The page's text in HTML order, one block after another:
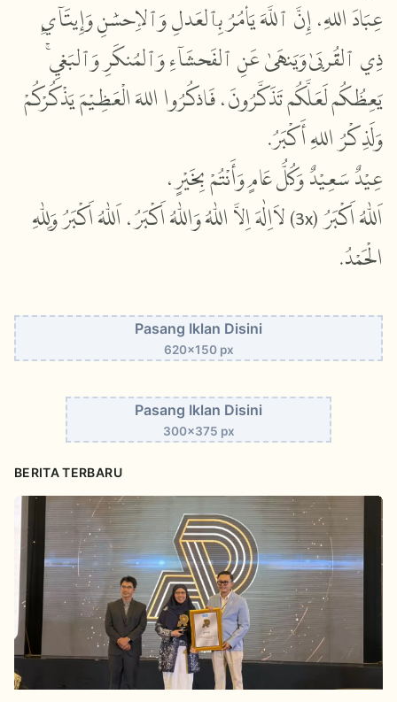
عِبَادَ اللهِ، إِنَّ ٱللَّهَ يَأۡمُرُ بِٱلۡعَدۡلِ وَٱلۡإِحۡسَٰنِ وَإِيتَآيِٕ
ذِي ٱلۡقُرۡبَىٰ وَيَنۡهَىٰ عَنِ ٱلۡفَحۡشَآءِ وَٱلۡمُنكَرِ وَٱلۡبَغۡيِۚ
يَعِظُكُمۡ لَعَلَّكُمۡ تَذَكَّرُونَ، فَاذكُرُوا اللهَ الْعَظِيْمَ يَذْكُرْكُمْ
وَلَذِكْرُ اللهِ أَكْبَرُ.
عِيْدٌ سَعِيْدٌ وَكُلُّ عَامٍ وَأَنْتُمْ بِخَيْرٍ،
اَللّٰهُ اَكْبَرُ (3x
)لاَاِلٰهَ اِلاَّ اللّٰهُ وَاللّٰهُ اَكْبَرُ، اَللّٰهُ اَكْبَرُ وَلِلّٰهِ
الْحَمْدُ.
Pasang Iklan Disini
620x150 px
Pasang Iklan Disini
300x375 px
BERITA TERBARU